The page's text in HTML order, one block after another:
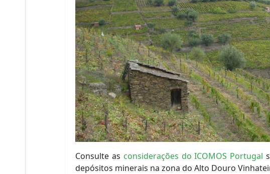
Consulte as considerações do ICOMOS Portugal
depósitos minerais na zona do Alto Douro